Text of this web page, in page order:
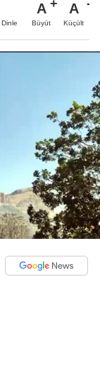
Dinle
A
Büyüt
A
Küçült